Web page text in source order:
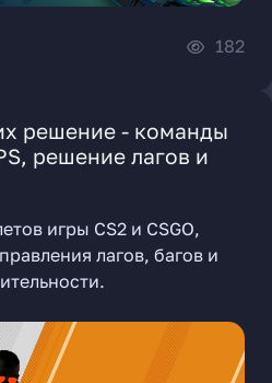
182
решение - команды
решение лагов и
игры CS2 и CSGO,
лагов, багов и